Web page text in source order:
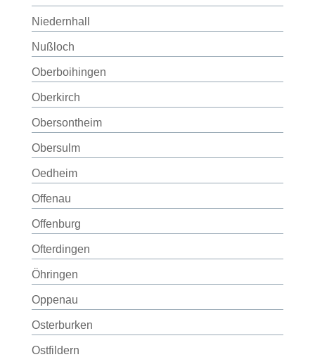
Niedernhall
Nußloch
Oberboihingen
Oberkirch
Obersontheim
Obersulm
Oedheim
Offenau
Offenburg
Ofterdingen
Öhringen
Oppenau
Osterburken
Ostfildern